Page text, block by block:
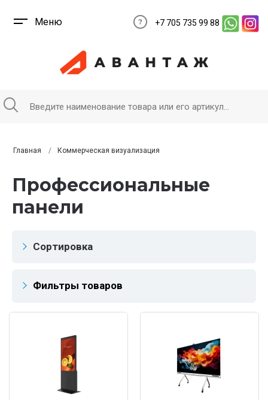
Меню +7 705 735 99 88
Главная Коммерческая визуализация
Профессиональные
панели
Сортировка
Фильтры товаров